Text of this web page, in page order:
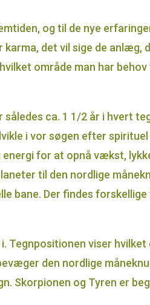
og til de nye
det vil sige de anlæg,
område man har
ca. 1 1/2 år i hvert
i vor søgen efter
energi for at opnå vækst,
til den nordlige
bane. Der findes forskellige
Tegnpositionen viser hvilket
den nordlige
Skorpionen og Tyren er